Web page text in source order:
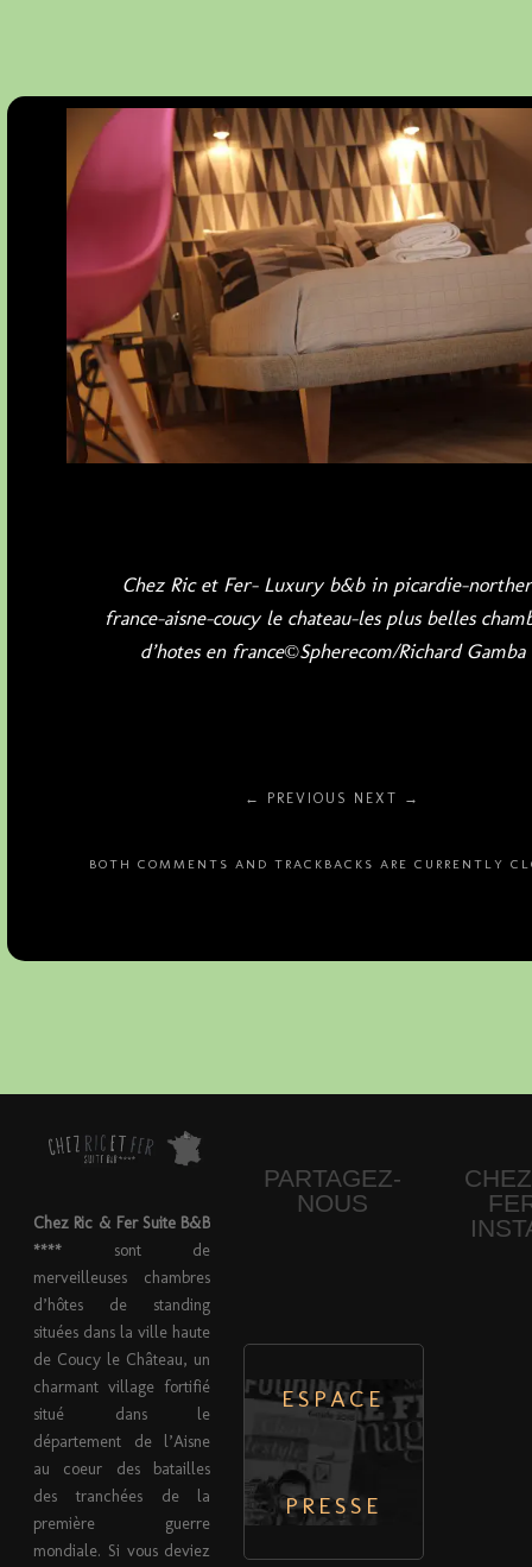
Chez Ric et Fer- Luxury b&b in picardie-
france-aisne-coucy le chateau-les plus belles
d’hotes en france©Spherecom/Richard Gamba
← PREVIOUS NEXT →
BOTH COMMENTS AND TRACKBACKS ARE CURRENTLY
Chez Ric & Fer Suite B&B
**** sont de
merveilleuses chambres
d’hôtes de standing
situées dans la ville haute
de Coucy le Château, un
charmant village fortifié
situé dans le
département de l’Aisne
au coeur des batailles
des tranchées de la
première guerre
mondiale. Si vous deviez
PARTAGEZ-
NOUS
ESPACE
PRESSE